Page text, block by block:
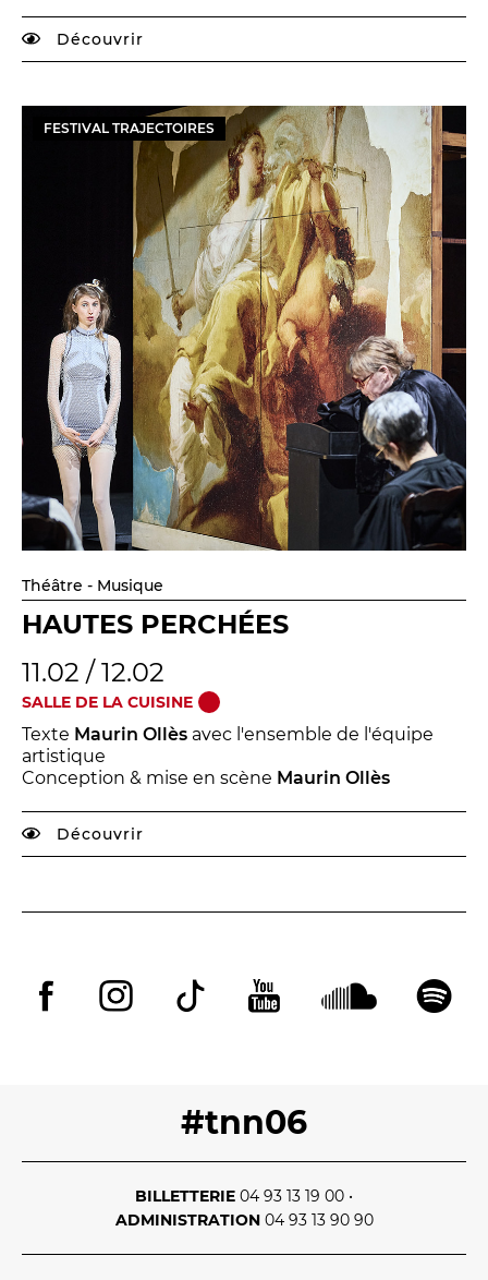
Découvrir
FESTIVAL TRAJECTOIRES
Théâtre - Musique
HAUTES PERCHÉES
11.02 / 12.02
SALLE DE LA CUISINE
Texte Maurin Ollès avec l'ensemble de l'équipe
artistique
Conception & mise en scène Maurin Ollès
Découvrir
#tnn06
BILLETTERIE 04 93 13 19 00 •
ADMINISTRATION 04 93 13 90 90